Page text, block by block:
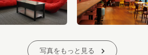
写真をもっと見る